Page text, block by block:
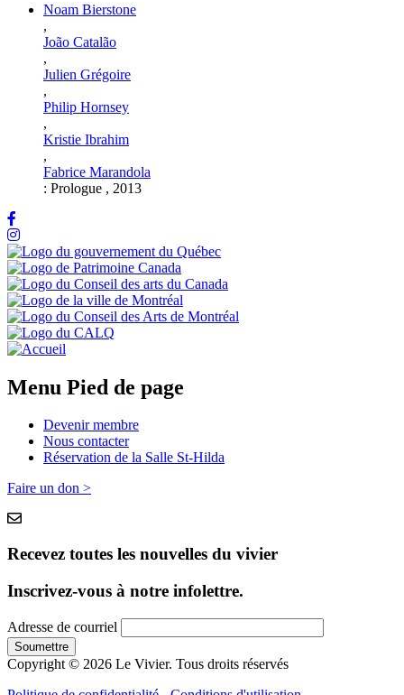
Noam Bierstone
,
João Catalão
,
Julien Grégoire
,
Philip Hornsey
,
Kristie Ibrahim
,
Fabrice Marandola
: Prologue , 2013
Menu Pied de page
Devenir membre
Nous contacter
Réservation de la Salle St-Hilda
Faire un don >
Recevez toutes les nouvelles du vivier
Inscrivez-vous à notre infolettre.
Adresse de courriel
Copyright © 2026 Le Vivier. Tous droits réservés